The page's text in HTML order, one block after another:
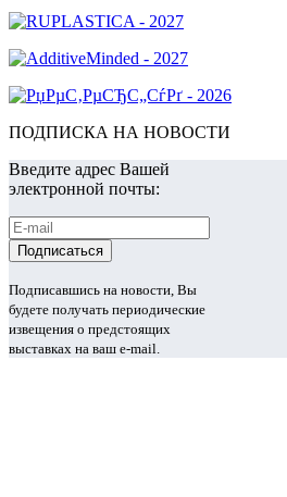
ПОДПИСКА НА НОВОСТИ
Введите адрес Вашей
электронной почты:
Подписавшись на новости, Вы
будете получать периодические
извещения о предстоящих
выставках на ваш e-mail.